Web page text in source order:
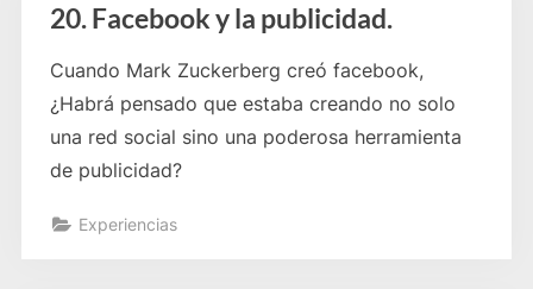
20. Facebook y la publicidad.
Cuando Mark Zuckerberg creó facebook,
¿Habrá pensado que estaba creando no solo
una red social sino una poderosa herramienta
de publicidad?
Experiencias